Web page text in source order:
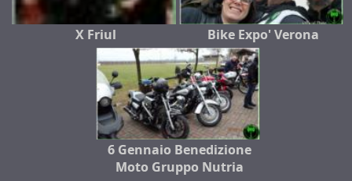
X Friul Bike Expo' Verona
6 Gennaio Benedizione
Moto Gruppo Nutria